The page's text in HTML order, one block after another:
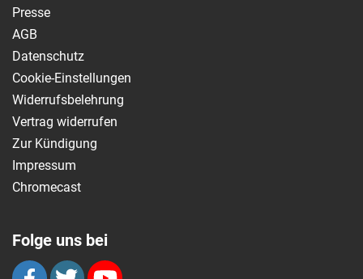
Presse
AGB
Datenschutz
Cookie-Einstellungen
Widerrufsbelehrung
Vertrag widerrufen
Zur Kündigung
Impressum
Chromecast
Folge uns bei